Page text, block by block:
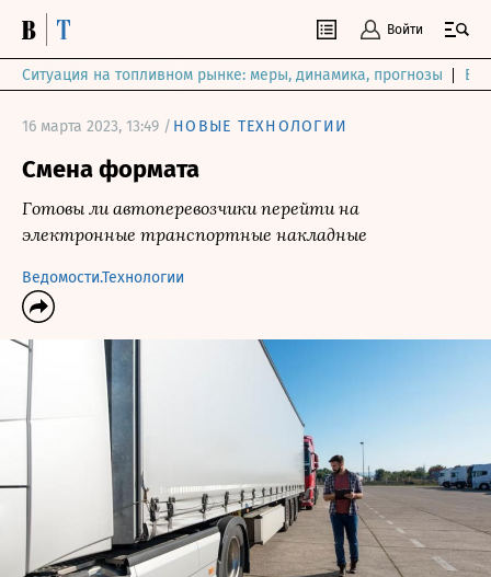
Войти
Ситуация на топливном рынке: меры, динамика, прогнозы
16 марта 2023, 13:49 / НОВЫЕ ТЕХНОЛОГИИ
Смена формата
Готовы ли автоперевозчики перейти на
электронные транспортные накладные
Ведомости.Технологии